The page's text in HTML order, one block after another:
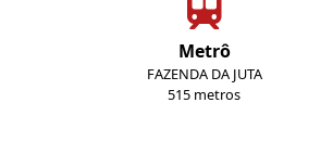
Metrô
FAZENDA DA JUTA
515 metros